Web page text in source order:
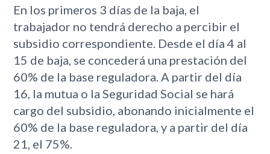
En los primeros 3 días de la baja, el
trabajador no tendrá derecho a percibir el
subsidio correspondiente. Desde el día 4 al
15 de baja, se concederá una prestación del
60% de la base reguladora. A partir del día
16, la mutua o la Seguridad Social se hará
cargo del subsidio, abonando inicialmente el
60% de la base reguladora, y a partir del día
21, el 75%.